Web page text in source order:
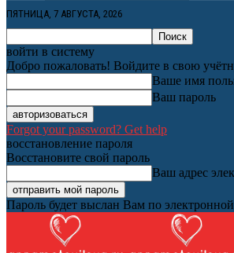
ПЯТНИЦА, 7 АВГУСТА, 2026
войти в систему
Добро пожаловать! Войдите в свою
Ваше имя
Ваш пароль
Forgot your password? Get help
восстановление пароля
Восстановите свой пароль
Ваш адрес
Пароль будет выслан Вам по